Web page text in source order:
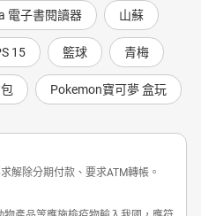
電子書閱讀器 山蘇
15 籃球 青梅
Pokemon寶可夢 盒玩
解除分期付款、要求ATM轉帳。